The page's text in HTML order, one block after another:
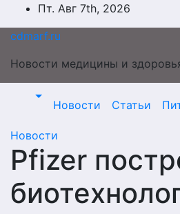
Перейти
к
содержимому
Пт. Авг 7th, 2026
cdmarf.ru
Новости медицины и
Новости Статьи
Новости
Pfizer